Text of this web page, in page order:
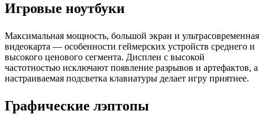
Игровые ноутбуки
Максимальная мощность, большой экран и ультрасовременная
видеокарта — особенности геймерских устройств среднего и
высокого ценового сегмента. Дисплеи с высокой
частотностью исключают появление разрывов и артефактов, а
настраиваемая подсветка клавиатуры делает игру приятнее.
Графические лэптопы